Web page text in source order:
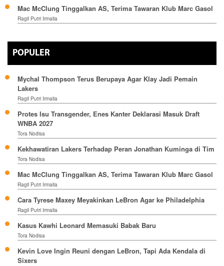
Mac McClung Tinggalkan AS, Terima Tawaran Klub Marc Gasol
Ragil Putri Irmalia
POPULER
Mychal Thompson Terus Berupaya Agar Klay Jadi Pemain
Lakers
Ragil Putri Irmalia
Protes Isu Transgender, Enes Kanter Deklarasi Masuk Draft
WNBA 2027
Tora Nodisa
Kekhawatiran Lakers Terhadap Peran Jonathan Kuminga di Tim
Tora Nodisa
Mac McClung Tinggalkan AS, Terima Tawaran Klub Marc Gasol
Ragil Putri Irmalia
Cara Tyrese Maxey Meyakinkan LeBron Agar ke Philadelphia
Ragil Putri Irmalia
Kasus Kawhi Leonard Memasuki Babak Baru
Tora Nodisa
Kevin Love Ingin Reuni dengan LeBron, Tapi Ada Kendala di
Sixers